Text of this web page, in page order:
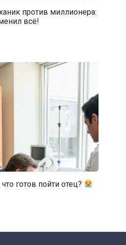
против миллионера:
всё!
готов пойти отец?